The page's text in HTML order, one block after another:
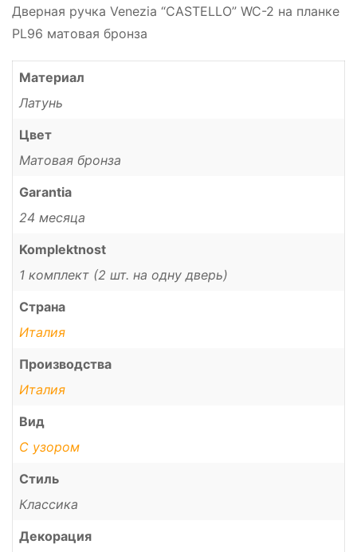
Дверная ручка Venezia “CASTELLO” WC-2 на планке
PL96 матовая бронза
Материал
Латунь
Цвет
Матовая бронза
Garantia
24 месяца
Komplektnost
1 комплект (2 шт. на одну дверь)
Страна
Италия
Производства
Италия
Вид
С узором
Стиль
Классика
Декорация